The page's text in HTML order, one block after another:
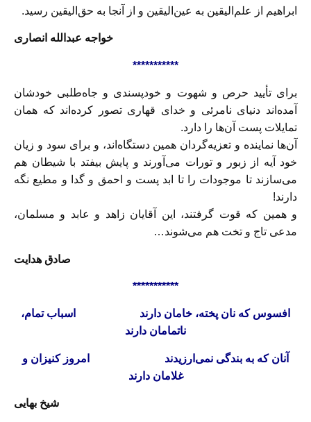
ابراهیم از علم‌الیقین به عین‌الیقین و از آنجا به حق‌الیقین رسید.
خواجه عبدالله انصاری
***********
براى تأیید حرص و شهوت و خودپسندى و جاه‌طلبى خودشان
آمده‌اند دنیاى نامرئى و خداى قهارى تصور کرده‌اند که‌‌ همان
تمایلات پست آن‌ها را دارد.
آن‌ها نماینده و تعزیه‌گردان همین دستگاه‌اند، و براى سود و زیان
خود آیه از زبور و تورات مى‌آورند و پایش بیفتد با شیطان هم
مى‌سازند تا موجودات را تا ابد پست و احمق و گدا و مطیع نگه
دارند!
و همین که قوت گرفتند، این آقایان زاهد و عابد و مسلمان،
مدعى تاج و تخت هم مى‌شوند…
صادق هدایت
***********
افسوس که نان پخته، خامان دارند اسباب تمام،
ناتمامان دارند
آنان که به بندگی نمی‌ارزیدند
امروز کنیزان و
غلامان دارند
شیخ بهایی